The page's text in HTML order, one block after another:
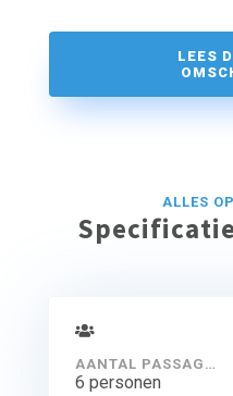
roer. Deze maken samen
lazybag (maindrop)
Een prima schip om met
LEES
ALLES
AANTAL PASSAGIERS
6 personen